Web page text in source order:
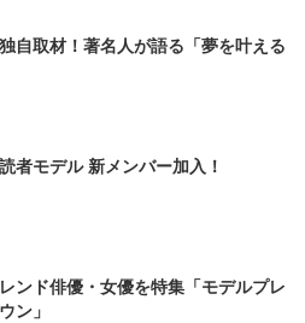
自取材！著名人が語る「夢を叶える
者モデル 新メンバー加入！
ンド俳優・女優を特集「モデルプレ
ン」